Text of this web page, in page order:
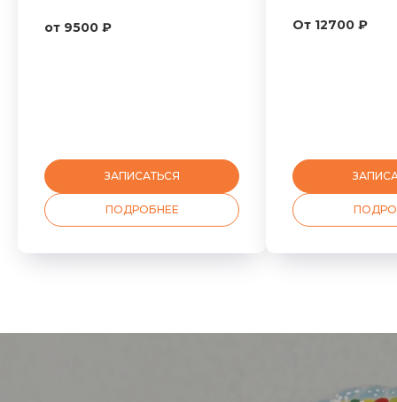
от 9500 ₽
ЗАПИСАТЬСЯ
ПОДРОБНЕЕ
От 12700 ₽